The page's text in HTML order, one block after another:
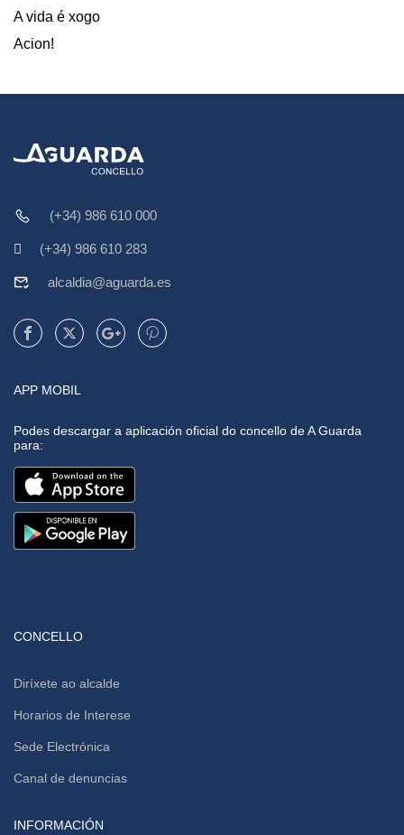
A vida é xogo
Acion!
(+34) 986 610 000
(+34) 986 610 283
alcaldia@aguarda.es
APP MOBIL
Podes descargar a aplicación oficial do concello de A Guarda
para:
CONCELLO
Diríxete ao alcalde
Horarios de Interese
Sede Electrónica
Canal de denuncias
INFORMACIÓN